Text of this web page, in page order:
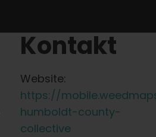
Kontakt
Website:
https://
humboldt-county-
collective